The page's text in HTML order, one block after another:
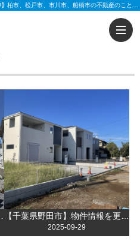
2025-09-29